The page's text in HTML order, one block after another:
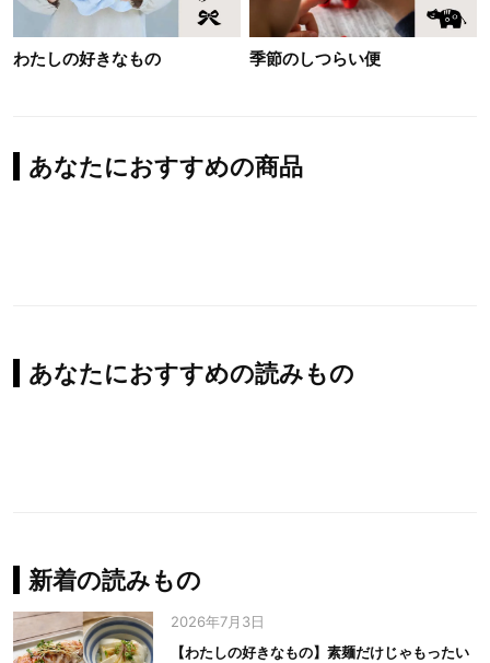
わたしの好きなもの 季節のしつらい便
あなたにおすすめの商品
あなたにおすすめの読みもの
新着の読みもの
2026年7月3日
【わたしの好きなもの】素麺だけじゃもったい